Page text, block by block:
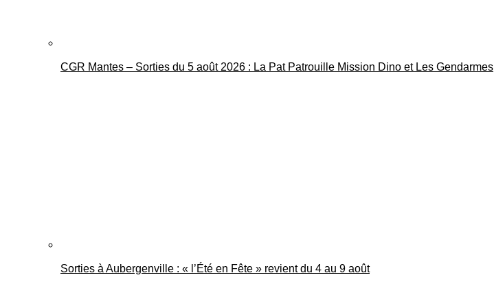
CGR Mantes – Sorties du 5 août 2026 : La Pat Patrouille Mission Dino et Les Gendarmes
Sorties à Aubergenville : « l’Été en Fête » revient du 4 au 9 août